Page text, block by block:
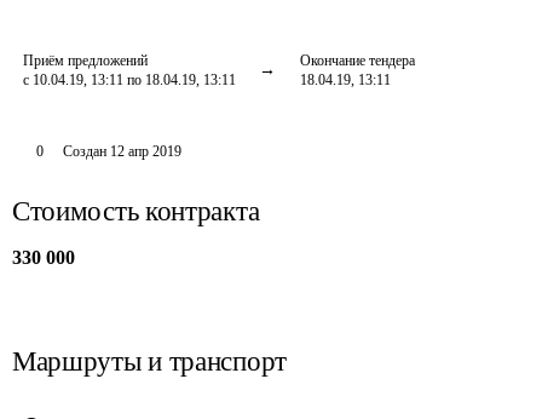
Приём предложений
с 10.04.19, 13:11 по 18.04.19, 13:11
Окончание тендера
18.04.19, 13:11
0 Создан 12 апр 2019
Стоимость контракта
330 000
Маршруты и транспорт